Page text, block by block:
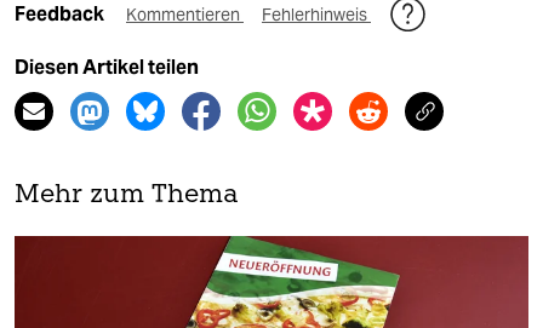
Feedback Kommentieren Fehlerhinweis
Diesen Artikel teilen
Mehr zum Thema